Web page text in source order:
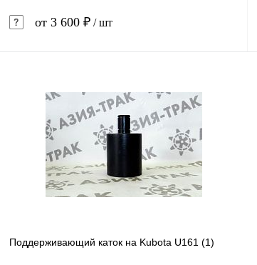
от 3 600 ₽ / шт
Купить в 1 клик Сравнение
В избранное В наличии
Поддерживающий каток на Kubota U161 (1)